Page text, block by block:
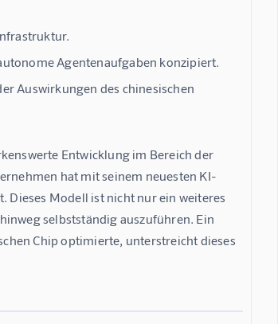
Agentenaufgaben konzipiert.
Auswirkungen des chinesischen
Entwicklung im Bereich der
hat mit seinem neuesten KI-
Dieses Modell ist nicht nur ein weiteres
selbstständig auszuführen. Ein
Chip optimierte, unterstreicht dieses